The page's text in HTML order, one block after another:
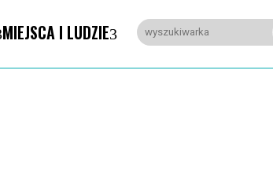
MIEJSCA I LUDZIE